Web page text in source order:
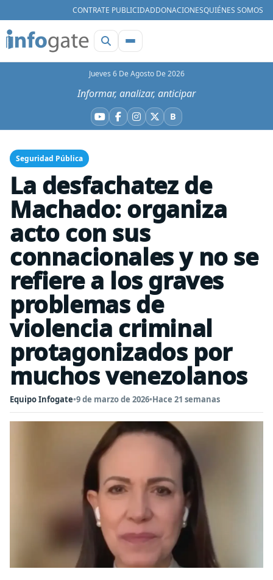
CONTRATE PUBLICIDADDONACIONESQUIÉNES SOMOS
Jueves 6 De Agosto De 2026
Informar, analizar, anticipar
YouTube
Facebook
Instagram
X BBluesky
Seguridad Pública
La desfachatez de
Machado: organiza
acto con sus
connacionales y no se
refiere a los graves
problemas de
violencia criminal
protagonizados por
muchos venezolanos
Equipo Infogate•9 de marzo de 2026•Hace 21 semanas